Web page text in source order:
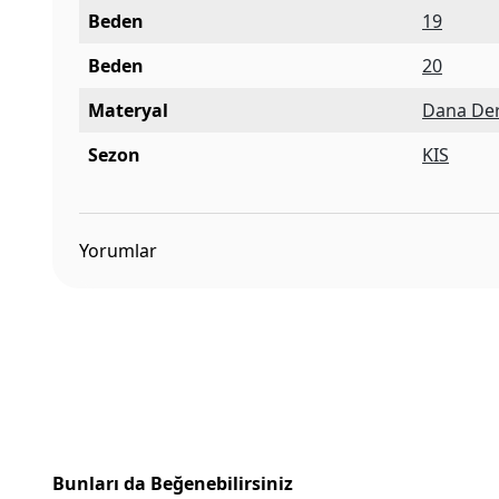
Beden
19
Beden
20
Materyal
Dana
Sezon
KIS
Yorumlar
Bunları da Beğenebilirsiniz